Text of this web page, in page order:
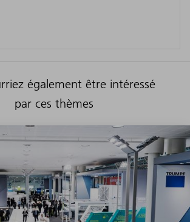
également être intéressé
par ces thèmes